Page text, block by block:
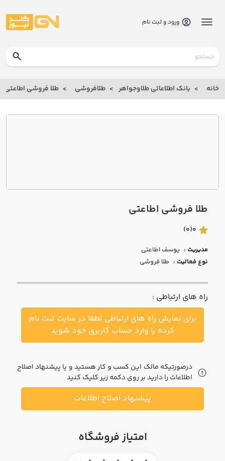
بانک
بانک
اطلاعاتی
درباره
با ما
مقالات
اخبار
پرسش
متداول
خواست
ورود و ثبت نام
خانه بانک اطلاعاتی طلاوجواهر طلافروشی طلا فروشی اطاعتي
طلا فروشی اطاعتي
0
(0)
مدیریت : يوسف اطاعتي
نوع فعالیت : طلا فروشی
راه های ارتباطی :
برای نمایش راه های ارتباطی لطفا در سایت ثبت نام
کرده یا وارد حساب کاربری خود شوید
درصورتیکه مالک این کسب و کار هستید و یا پیشنهاد اصلاح
اطلاعات را دارید بر روی دکمه زیر کلیک کنید
پیشنهاد اصلاح اطلاعات
امتیاز فروشگاه